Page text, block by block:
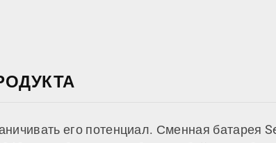
его потенциал. Сменная батарея